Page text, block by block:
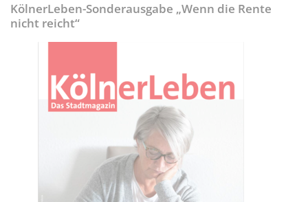
KölnerLeben-Sonderausgabe „Wenn die Rente
nicht reicht“